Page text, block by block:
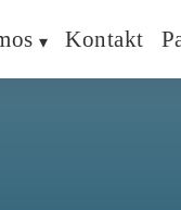
Kontakt